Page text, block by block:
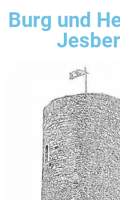
Burg und